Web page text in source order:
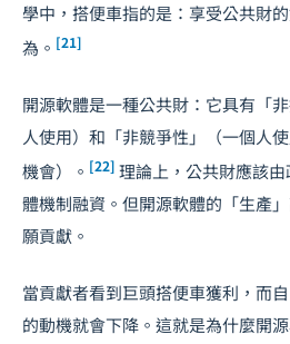
學中，搭便車指的是：享受公共財
為。 [21]
開源軟體是一種公共財：它具有「
人使用）和「非競爭性」（一個人
機會）。 [22] 理論上，公共財應該
體機制融資。但開源軟體的「生產
願貢獻。
當貢獻者看到巨頭搭便車獲利，而
的動機就會下降。這就是為什麼開源